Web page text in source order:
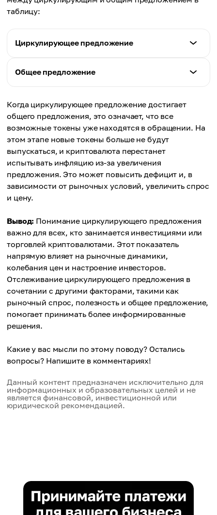
таблицу:
Циркулирующее предложение
Определение
Влияние на рынок
Напрямую влияет на рыночную капитализацию и
цену
Доступность
Токены, доступные для покупки, продажи и
обмена
Общее предложение
Общее количество токенов, включая не
находящиеся в обращении
Не влияет напрямую на рынок, но показывает
общий объём
Доступность
зарезервированы
Когда циркулирующее предложение достигает
общего предложения, это означает, что все
возможные токены уже находятся в обращении. На
этом этапе новые токены больше не будут
выпускаться, и криптовалюта перестанет
испытывать инфляцию из-за увеличения
предложения. Это может повысить дефицит и, в
зависимости от рыночных условий, увеличить спрос
и цену.
Вывод: Понимание циркулирующего предложения
важно для всех, кто занимается инвестициями или
торговлей криптовалютами. Этот показатель
напрямую влияет на рыночные динамики,
колебания цен и настроение инвесторов.
Отслеживание циркулирующего предложения в
сочетании с другими факторами, такими как
рыночный спрос, полезность и общее предложение,
помогает принимать более информированные
решения.
Какие у вас мысли по этому поводу? Остались
вопросы? Напишите в комментариях!
Данный контент предназначен исключительно для
информационных и образовательных целей и не
является финансовой, инвестиционной или
юридической рекомендацией.